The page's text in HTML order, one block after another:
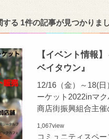
する 1件の記事が見つかりま
【イベント情報
ベイタウン』
12/16（金）～18(
ーケット2022inマ
商店街振興組合主
1,067view
コミュニティスペー